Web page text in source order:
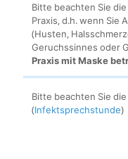
Bitte beachten Sie
Praxis, d.h. wenn Sie
(Husten,
Geruchssinnes oder
Praxis mit Maske
Bitte beachten Sie
(Infektsprechstunde)